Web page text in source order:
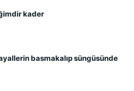
kader
basmakalıp süngüsünde